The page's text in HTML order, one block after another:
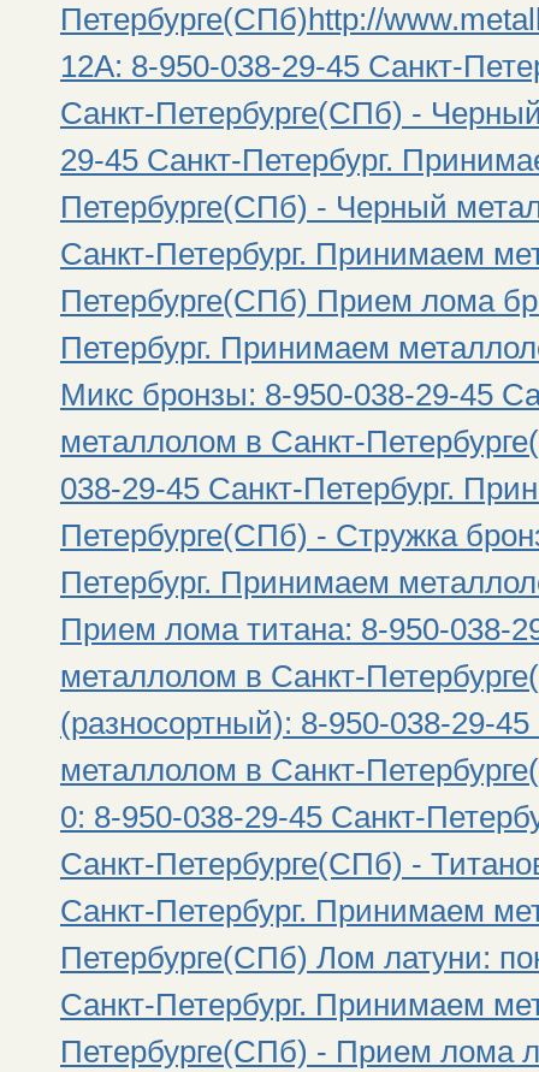
Петербурге(СПб)http://
12А: 8-950-038-29-45 Санкт-
Санкт-Петербурге(СПб) -
29-45 Санкт-Петербург.
Петербурге(СПб) - Черный
Санкт-Петербург. Принимаем
Петербурге(СПб) Прием лома
Петербург. Принимаем
Микс бронзы: 8-950-038-29-45
металлолом в Санкт-
038-29-45 Санкт-Петербург.
Петербурге(СПб) - Стружка
Петербург. Принимаем
Прием лома титана: 8-950-038-
металлолом в Санкт-
(разносортный): 8-950-038-29-
металлолом в Санкт-
0: 8-950-038-29-45 Санкт-
Санкт-Петербурге(СПб) -
Санкт-Петербург. Принимаем
Петербурге(СПб) Лом латуни:
Санкт-Петербург. Принимаем
Петербурге(СПб) - Прием лома